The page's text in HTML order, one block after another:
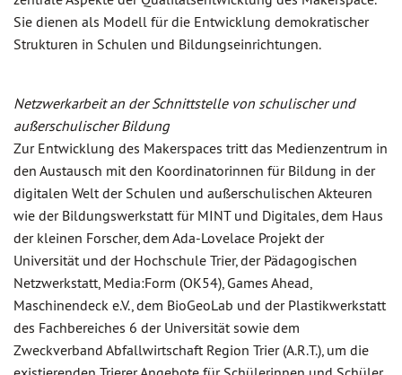
Sie dienen als Modell für die Entwicklung demokratischer
Strukturen in Schulen und Bildungseinrichtungen.
Netzwerkarbeit an der Schnittstelle von schulischer und
außerschulischer Bildung
Zur Entwicklung des Makerspaces tritt das Medienzentrum in
den Austausch mit den Koordinatorinnen für Bildung in der
digitalen Welt der Schulen und außerschulischen Akteuren
wie der Bildungswerkstatt für MINT und Digitales, dem Haus
der kleinen Forscher, dem Ada-Lovelace Projekt der
Universität und der Hochschule Trier, der Pädagogischen
Netzwerkstatt, Media:Form (OK54), Games Ahead,
Maschinendeck e.V., dem BioGeoLab und der Plastikwerkstatt
des Fachbereiches 6 der Universität sowie dem
Zweckverband Abfallwirtschaft Region Trier (A.R.T.), um die